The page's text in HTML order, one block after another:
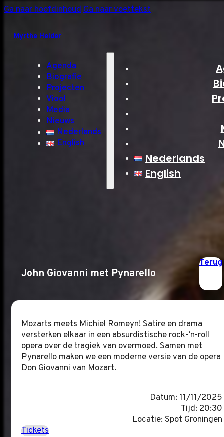
Ga naar hoofdinhoudGa naar voettekst
Myrthe Helder
Agenda
Biografie
Projecten
Viool
Media
Nieuws
Nederlands
English
Nederlands
English
John Giovanni met Pynarello
Terug
Mozarts meets Michiel Romeyn! Satire en drama
versterken elkaar in een absurdistische rock-’n-roll
opera over de tragiek van overmoed. Samen met
Pynarello maken we een moderne versie van de opera
Don Giovanni van Mozart.
Datum: 11/11/2025
Tijd: 20:30
Locatie: Spot Groningen
Tickets